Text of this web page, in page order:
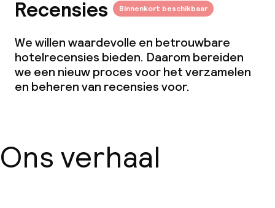
Recensies Binnenkort beschikbaar
We willen waardevolle en betrouwbare
hotelrecensies bieden. Daarom bereiden
we een nieuw proces voor het verzamelen
en beheren van recensies voor.
Ons verhaal